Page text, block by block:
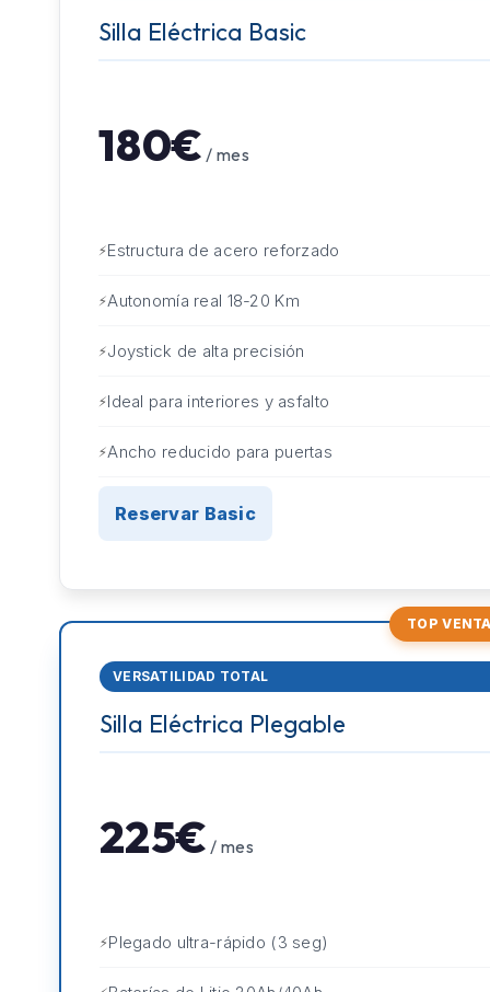
Silla Eléctrica Basic
180€ / mes
Estructura de acero reforzado
Autonomía real 18-20 Km
Joystick de alta precisión
Ideal para interiores y asfalto
Ancho reducido para puertas
Reservar Basic
TOP
VERSATILIDAD TOTAL
Silla Eléctrica Plegable
225€ / mes
Plegado ultra-rápido (3 seg)